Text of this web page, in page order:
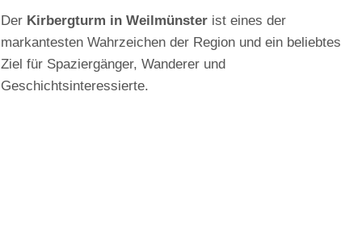
Der Kirbergturm in Weilmünster ist eines der
markantesten Wahrzeichen der Region und ein beliebtes
Ziel für Spaziergänger, Wanderer und
Geschichtsinteressierte.